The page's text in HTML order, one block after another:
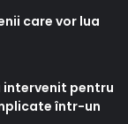
care vor lua
intervenit pentru
într-un